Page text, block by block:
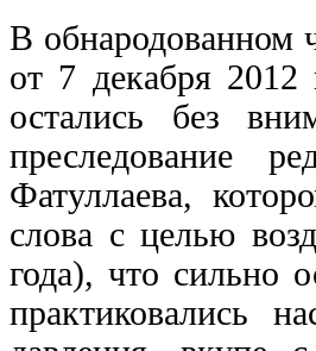
В обнародованном
от 7 декабря 2012
остались без
преследование
Фатуллаева,
слова с целью
года), что сильно
практиковались